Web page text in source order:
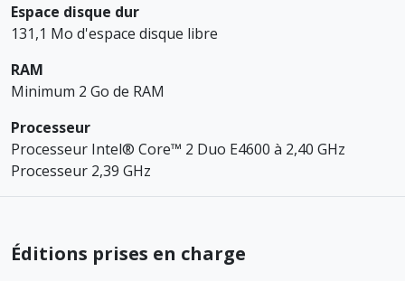
Espace disque dur
131,1 Mo d'espace disque libre
RAM
Minimum 2 Go de RAM
Processeur
Processeur Intel® Core™ 2 Duo E4600 à 2,40 GHz
Processeur 2,39 GHz
Éditions prises en charge